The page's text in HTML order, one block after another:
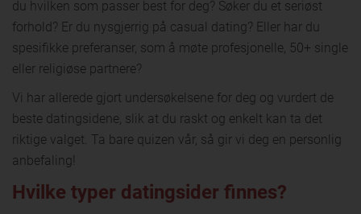
du hvilken som passer best for deg? Søker du et seriøst
forhold? Er du nysgjerrig på casual dating? Eller har du
spesifikke preferanser, som å møte profesjonelle, 50+ single
eller religiøse partnere?
Vi har allerede gjort undersøkelsene for deg og vurdert de
beste datingsidene, slik at du raskt og enkelt kan ta det
riktige valget. Ta bare quizen vår, så gir vi deg en personlig
anbefaling!
Hvilke typer datingsider finnes?